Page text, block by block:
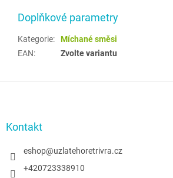
Doplňkové parametry
Kategorie:
Míchané směsi
EAN: Zvolte variantu
Kontakt
eshop@uzlatehoretrivra.cz
+420723338910